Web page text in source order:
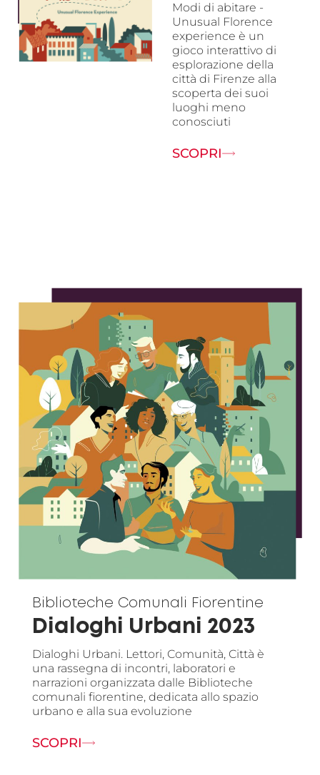
Modi di abitare -
Unusual Florence
experience è un
gioco interattivo di
esplorazione della
città di Firenze alla
scoperta dei suoi
luoghi meno
conosciuti
SCOPRI
Biblioteche Comunali Fiorentine
Dialoghi Urbani 2023
Dialoghi Urbani. Lettori, Comunità, Città è
una rassegna di incontri, laboratori e
narrazioni organizzata dalle Biblioteche
comunali fiorentine, dedicata allo spazio
urbano e alla sua evoluzione
SCOPRI